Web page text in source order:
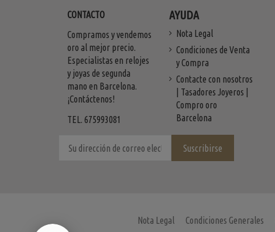
CONTACTO
Compramos y vendemos
oro al mejor precio.
Especialistas en relojes
y joyas de segunda
mano en Barcelona.
¡Contáctenos!
TEL. 675993081
AYUDA
Nota Legal
Condiciones de Venta
y Compra
Contacte con nosotros
| Tasadores Joyeros |
Compro oro
Barcelona
Nota Legal Condiciones Generales